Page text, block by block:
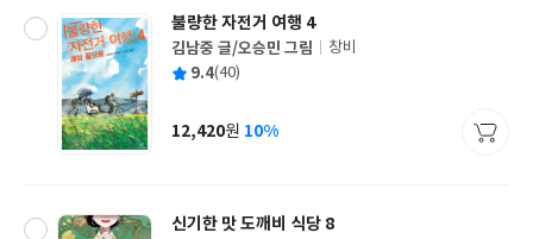
불량한 자전거 여행 4
글
쓴
김남중 글/오승민 그림
출
사
창비
평 9.4(40)
가
12,420원 10%
신기한 맛 도깨비 식당 8